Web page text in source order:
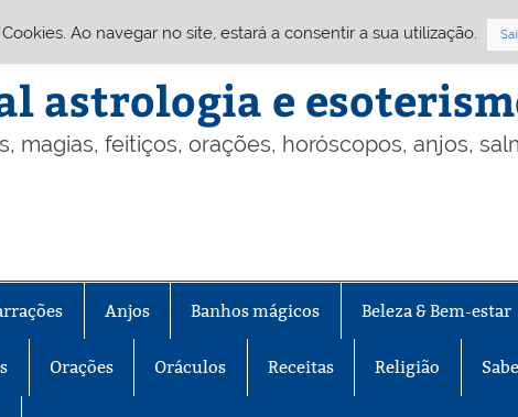
astrologia e
magias, feitiços, orações, horóscopos, anjos,
Anjos Banhos mágicos Beleza & Bem-estar
Orações Oráculos Receitas Religião
Ao navegar no site, estará a consentir a sua utilização.